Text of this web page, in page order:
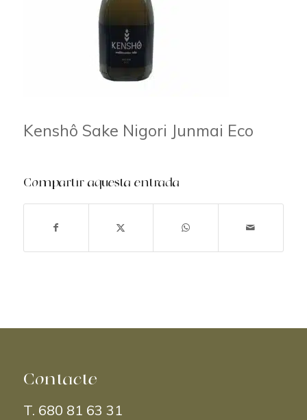
Kenshô Sake Nigori Junmai Eco
Compartir aquesta entrada
Contacte
T. 680 81 63 31